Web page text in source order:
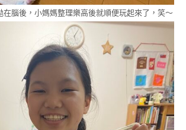
在腦後，小媽媽整理樂高後就順便玩起來了，笑～